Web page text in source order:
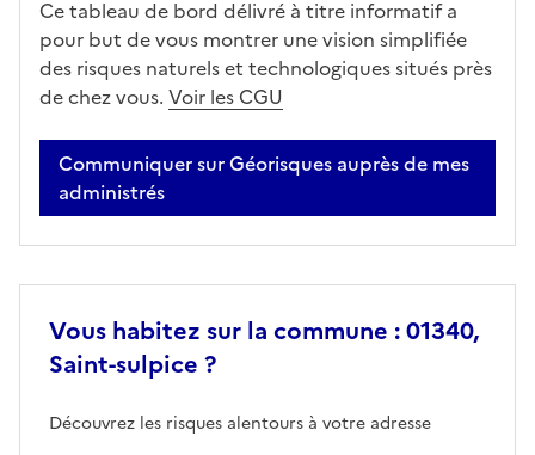
Ce tableau de bord délivré à titre informatif a
pour but de vous montrer une vision simplifiée
des risques naturels et technologiques situés près
de chez vous. Voir les CGU
Communiquer sur Géorisques auprès de mes
administrés
Vous habitez sur la commune : 01340,
Saint-sulpice ?
Découvrez les risques alentours à votre adresse